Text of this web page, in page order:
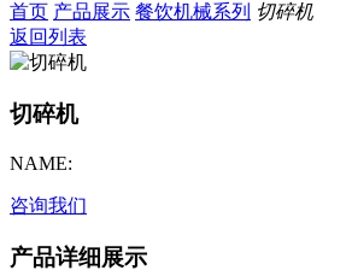
首页 产品展示 餐饮机械系列 切碎机
返回列表
切碎机
NAME:
咨询我们
产品详细展示